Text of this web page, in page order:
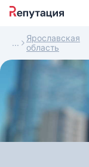
Ярославская
область